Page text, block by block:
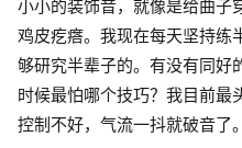
小小的装饰音，就像是给曲子
鸡皮疙瘩。我现在每天坚持练
够研究半辈子的。有没有同好
时候最怕哪个技巧？我目前最
控制不好，气流一抖就破音了。